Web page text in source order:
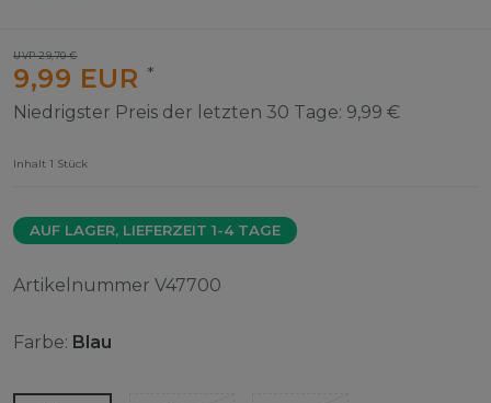
UVP 29,70 €
9,99 EUR *
Niedrigster Preis der letzten 30 Tage: 9,99 €
Inhalt 1 Stück
AUF LAGER, LIEFERZEIT 1-4 TAGE
Artikelnummer V47700
Farbe: Blau